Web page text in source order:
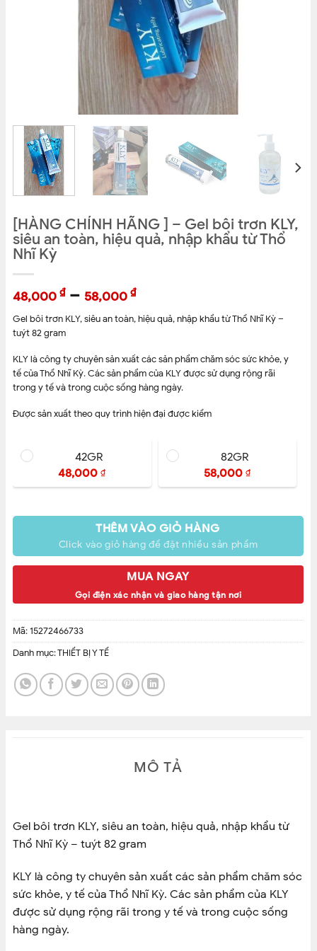
[HÀNG CHÍNH HÃNG ] – Gel bôi trơn KLY,
siêu an toàn, hiệu quả, nhập khẩu từ Thổ
Nhĩ Kỳ
48,000 ₫– 58,000 ₫
Gel bôi trơn KLY, siêu an toàn, hiệu quả, nhập khẩu từ Thổ Nhĩ Kỳ –
tuýt 82 gram
KLY là công ty chuyên sản xuất các sản phẩm chăm sóc sức khỏe, y
tế của Thổ Nhĩ Kỳ. Các sản phẩm của KLY được sử dụng rộng rãi
trong y tế và trong cuộc sống hàng ngày.
Được sản xuất theo quy trình hiện đại được kiểm
42GR
48,000₫
82GR
58,000₫
THÊM VÀO GIỎ HÀNG
Click vào giỏ hàng để đặt nhiều sản phẩm
MUA NGAY
Gọi điện xác nhận và giao hàng tận nơi
Mã:15272466733
Danh mục:THIẾT BỊ Y TẾ
MÔ TẢ
Gel bôi trơn KLY, siêu an toàn, hiệu quả, nhập khẩu từ
Thổ Nhĩ Kỳ – tuýt 82 gram
KLY là công ty chuyên sản xuất các sản phẩm chăm sóc
sức khỏe, y tế của Thổ Nhĩ Kỳ. Các sản phẩm của KLY
được sử dụng rộng rãi trong y tế và trong cuộc sống
hàng ngày.